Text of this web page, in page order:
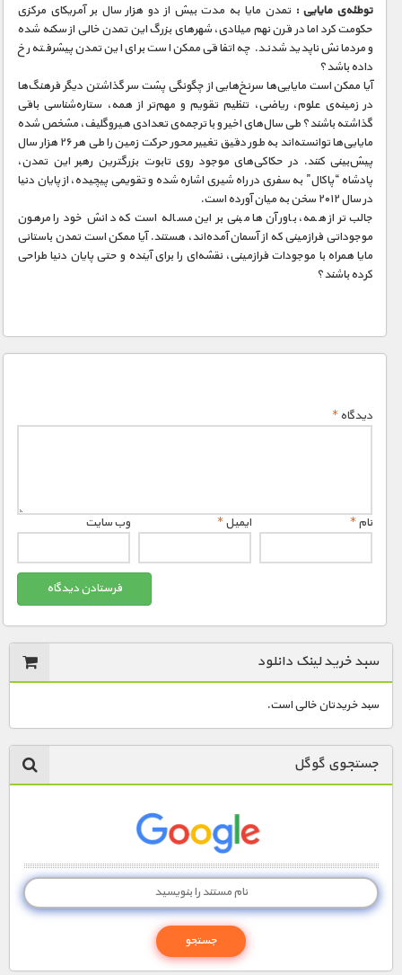
توطئه‌ی مایایی : تمدن مایا به مدت بیش از دو هزار سال بر آمریکای مرکزی
حکومت کرد اما در قرن نهم میلادی، شهرهای بزرگ این تمدن خالی از سکنه شده
و مردمانش ناپدید شدند. چه اتفاقی ممکن است برای این تمدن پیشرفته رخ
داده باشد؟
آیا ممکن است مایایی‌ها سرنخ‌هایی از چگونگی پشت سر گذاشتن دیگر فرهنگ‌ها
در زمینه‌ی علوم، ریاضی، تنظیم تقویم و مهم‌تر از همه، ستاره‌شناسی باقی
گذاشته باشند؟ طی سال‌های اخیر و با ترجمه‌ی تعدادی هیروگلیف‌، مشخص شده
مایایی‌ها توانسته‌اند به طور دقیق تغییر محور حرکت زمین را طی هر ۲۶ هزار سال
پیش‌بینی کنند. در حکاکی‌های موجود روی تابوت بزرگترین رهبر این تمدن،
پادشاه “پاکال” به سفری در راه شیری اشاره شده و تقویمی پیچیده، از پایان دنیا
در سال ۲۰۱۲ سخن به میان آورده است.
جالب‌تر از همه، باور آن‌ها مبنی بر این مساله است که دانش خود را مرهون
موجوداتی فرازمینی که از آسمان آمده‌اند، هستند. آیا ممکن است تمدن باستانی
مایا همراه با موجودات فرازمینی، نقشه‌ای را برای آینده و حتی پایان دنیا طراحی
کرده باشند؟
دیدگاه*
نام* ایمیل* وب‌ سایت
سبد خرید لینک دانلود
سبد خریدتان خالی است.
جستجوی گوگل